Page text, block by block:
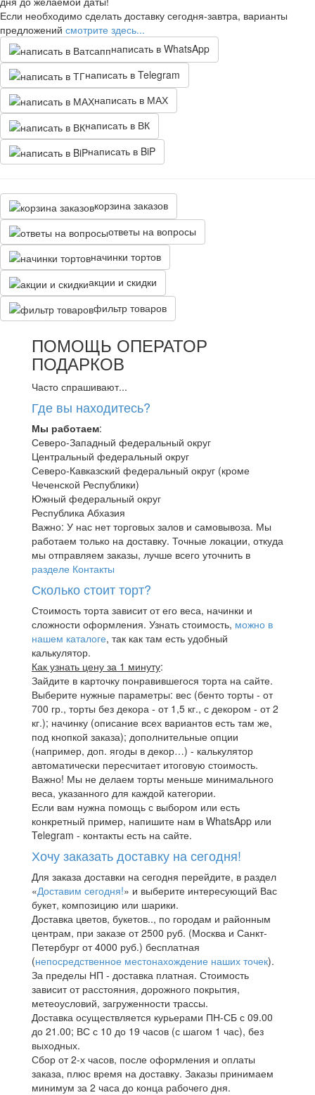
Если необходимо сделать доставку сегодня-завтра, варианты
предложений смотрите здесь...
написать в WhatsApp
написать в Telegram
написать в МАХ
написать в ВК
написать в BiP
корзина заказов
ответы на вопросы
начинки тортов
акции и скидки
фильтр товаров
ПОМОЩЬ ОПЕРАТОР
ПОДАРКОВ
Часто спрашивают...
Где вы находитесь?
Мы работаем:
Северо-Западный федеральный округ
Центральный федеральный округ
Северо-Кавказский федеральный округ (кроме
Чеченской Республики)
Южный федеральный округ
Республика Абхазия
Важно: У нас нет торговых залов и самовывоза. Мы
работаем только на доставку. Точные локации, откуда
мы отправляем заказы, лучше всего уточнить в
разделе Контакты
Сколько стоит торт?
Стоимость торта зависит от его веса, начинки и
сложности оформления. Узнать стоимость, можно в
нашем каталоге, так как там есть удобный
калькулятор.
Как узнать цену за 1 минуту:
Зайдите в карточку понравившегося торта на сайте.
Выберите нужные параметры: вес (бенто торты - от
700 гр., торты без декора - от 1,5 кг., с декором - от 2
кг.); начинку (описание всех вариантов есть там же,
под кнопкой заказа); дополнительные опции
(например, доп. ягоды в декор…) - калькулятор
автоматически пересчитает итоговую стоимость.
Важно! Мы не делаем торты меньше минимального
веса, указанного для каждой категории.
Если вам нужна помощь с выбором или есть
конкретный пример, напишите нам в WhatsApp или
Telegram - контакты есть на сайте.
Хочу заказать доставку на сегодня!
Для заказа доставки на сегодня перейдите, в раздел
«Доставим сегодня!» и выберите интересующий Вас
букет, композицию или шарики.
Доставка цветов, букетов.., по городам и районным
центрам, при заказе от 2500 руб. (Москва и Санкт-
Петербург от 4000 руб.) бесплатная
(непосредственное местонахождение наших точек).
За пределы НП - доставка платная. Стоимость
зависит от расстояния, дорожного покрытия,
метеоусловий, загруженности трассы.
Доставка осуществляется курьерами ПН-СБ с 09.00
до 21.00; ВС с 10 до 19 часов (с шагом 1 час), без
выходных.
Сбор от 2-х часов, после оформления и оплаты
заказа, плюс время на доставку. Заказы принимаем
минимум за 2 часа до конца рабочего дня.